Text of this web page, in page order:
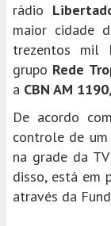
rádio
maior cidade
trezentos mil
grupo Rede
a CBN AM 1190
De acordo
controle de
na grade da
disso, está em
através da